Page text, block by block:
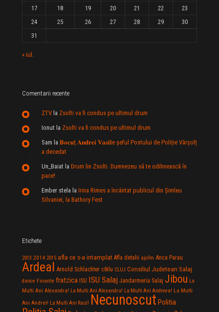
17
18 19 20 21 22
23
24
25 26 27 28 29
30
31
« iul.
Comentarii recente
ZTV la Zsolti va fi condus pe ultimul drum
Ionut la Zsolti va fi condus pe ultimul drum
Sam la 𝐁𝐨𝐜𝐮ț 𝐀𝐧𝐝𝐫𝐞𝐢 𝐕𝐚𝐬𝐢𝐥e şeful Postului de Poliție Vârșolț
a decedat
Un_Baiat la Drum lin Zsolti. Dumnezeu sã te odihneascã în
pace!
Ember stela la Irina Rimes a încântat publicul din Şimleu
Silvaniei, la Bathory Fest
Etichete
2013 2014 2015 afla ce s-a intamplat Afla detalii ajofm Anca Parau
Ardeal Arnold Schlachter c8ilu CLUJ Consiliul Judetean Salaj
dance Finante fratzica ISU ISU Salaj Jandarmeria Salaj Jibou La
Multi Ani Alexandra! La Multi Ani Alexandru! La Multi Ani Andreea! La Multi
Ani Andrei! La Multi Ani Raul! Necunoscut Politia